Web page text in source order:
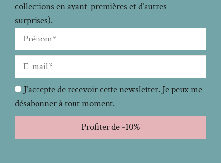
collections en avant-premières et d’autres
surprises).
J’accepte de recevoir cette newsletter. Je peux me
désabonner à tout moment.
Profiter de -10%